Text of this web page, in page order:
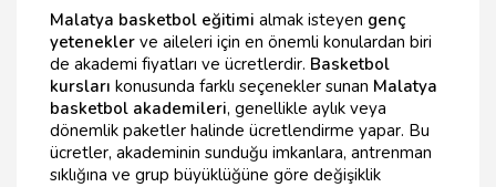
Malatya basketbol eğitimi almak isteyen genç
yetenekler ve aileleri için en önemli konulardan biri
de akademi fiyatları ve ücretlerdir. Basketbol
kursları konusunda farklı seçenekler sunan Malatya
basketbol akademileri, genellikle aylık veya
dönemlik paketler halinde ücretlendirme yapar. Bu
ücretler, akademinin sunduğu imkanlara, antrenman
sıklığına ve grup büyüklüğüne göre değişiklik